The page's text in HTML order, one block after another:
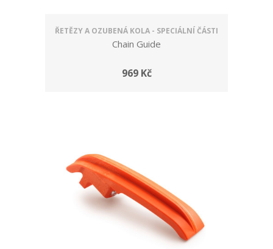
ŘETĚZY A OZUBENÁ KOLA - SPECIÁLNÍ ČÁSTI
Chain Guide
969 Kč